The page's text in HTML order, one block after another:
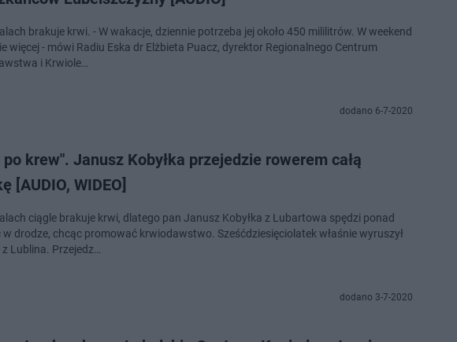
brakuje krwi. - W wakacje, dziennie potrzeba jej około 450 mililitrów. W weekend
więcej - mówi Radiu Eska dr Elżbieta Puacz, dyrektor Regionalnego Centrum
i Krwiole…
dodano 6-7-2020
po krew". Janusz Kobyłka przejedzie rowerem całą
[AUDIO, WIDEO]
ciągle brakuje krwi, dlatego pan Janusz Kobyłka z Lubartowa spędzi ponad
w drodze, chcąc promować krwiodawstwo. Sześćdziesięciolatek właśnie wyruszył
Lublina. Przejedz…
dodano 3-7-2020